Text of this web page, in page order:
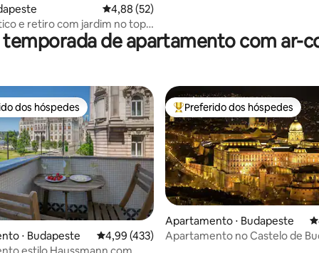
4,88 de uma avaliação média de 5, 52
4,88 (52)
e retiro com jardim no topo
de apartamento com ar-
de 5, 146 avaliações
preferidos dos hóspedes
dos hóspedes
⋅ Budapeste 4,99 de uma avaliação média de 5, 433
4,99 (433)
Entre os melhores preferidos
Preferido dos hóspedes
Apartamento ⋅ Budapeste
Apartamento no Castelo de